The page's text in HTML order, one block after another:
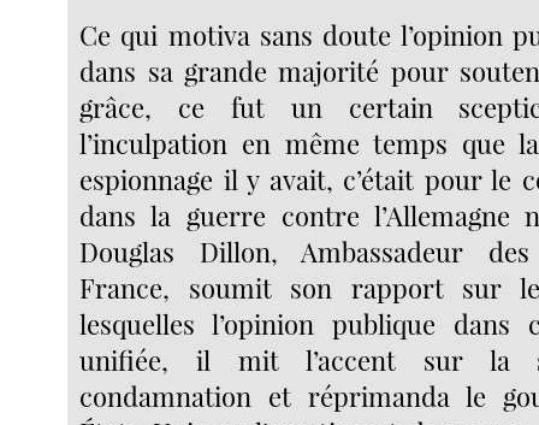
Ce qui motiva sans doute l’opinion
dans sa grande majorité pour
grâce, ce fut un certain
l’inculpation en même temps que
espionnage il y avait, c’était pour le
dans la guerre contre l’Allemagne
Douglas Dillon, Ambassadeur
France, soumit son rapport sur
lesquelles l’opinion publique
unifiée, il mit l’accent sur la
condamnation et réprimanda le